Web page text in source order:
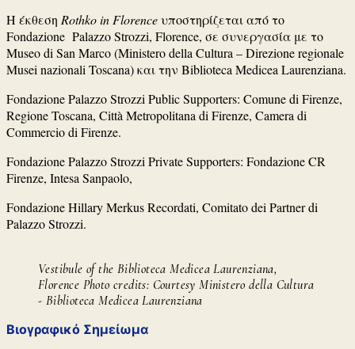
Η έκθεση Rothko in Florenceυποστηρίζεται από το
Fondazione Palazzo Strozzi, Florence, σε συνεργασία με το
Museo di San Marco (Ministero della Cultura – Direzione regionale
Musei nazionali Toscana) και την Biblioteca Medicea Laurenziana.
Fondazione Palazzo Strozzi Public Supporters: Comune di Firenze,
Regione Toscana, Città Metropolitana di Firenze, Camera di
Commercio di Firenze.
Fondazione Palazzo Strozzi Private Supporters: Fondazione CR
Firenze, Intesa Sanpaolo,
Fondazione Hillary Merkus Recordati, Comitato dei Partner di
Palazzo Strozzi.
Vestibule of the Biblioteca Medicea Laurenziana,
Florence Photo credits: Courtesy Ministero della Cultura
- Biblioteca Medicea Laurenziana
Βιογραφικό Σημείωμα